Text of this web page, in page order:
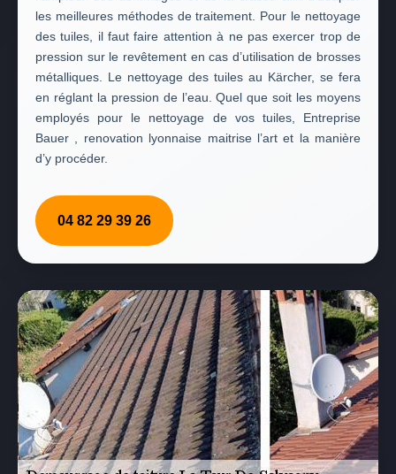
les meilleures méthodes de traitement. Pour le nettoyage
des tuiles, il faut faire attention à ne pas exercer trop de
pression sur le revêtement en cas d’utilisation de brosses
métalliques. Le nettoyage des tuiles au Kärcher, se fera
en réglant la pression de l’eau. Quel que soit les moyens
employés pour le nettoyage de vos tuiles, Entreprise
Bauer , renovation lyonnaise maitrise l’art et la manière
d’y procéder.
04 82 29 39 26